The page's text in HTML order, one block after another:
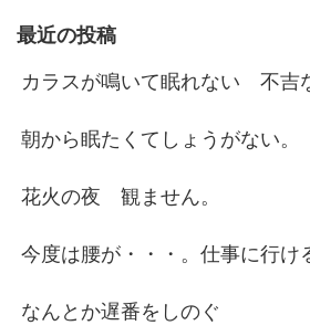
最近の投稿
カラスが鳴いて眠れない 不吉
朝から眠たくてしょうがない。
花火の夜 観ません。
今度は腰が・・・。仕事に行け
なんとか遅番をしのぐ